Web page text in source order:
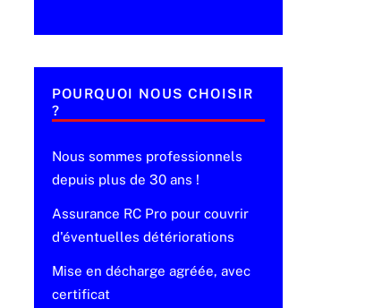
POURQUOI NOUS CHOISIR
?
Nous sommes professionnels
depuis plus de 30 ans !
Assurance RC Pro pour couvrir
d'éventuelles détériorations
Mise en décharge agréée, avec
certificat